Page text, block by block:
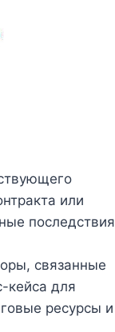
или
последствия
связанные
кейса для
ресурсы и